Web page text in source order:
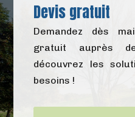
Devis gratuit
Demandez dès
gratuit auprès
découvrez les
besoins !